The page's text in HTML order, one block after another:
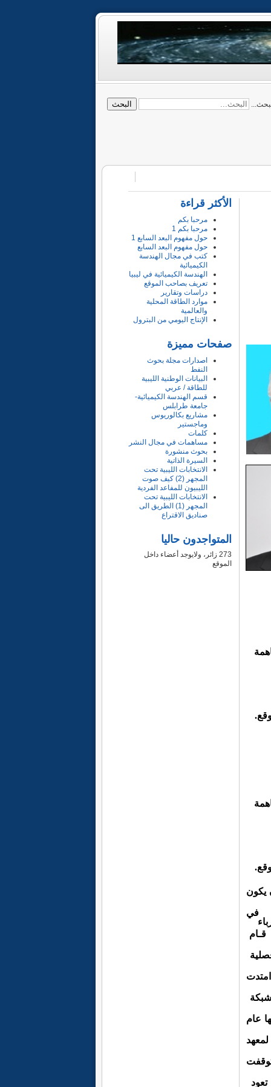
البحث
يكون
في
قـام
عام
لمعهد
الأكثر قراءة
مرحبا بكم
مرحبا بكم 1
حول مفهوم البعد السابع 1
حول مفهوم البعد السابع
كتب في مجال الهندسة
الكيميائية
الهندسة الكيميائية في ليبيا
تعريف بصاحب الموقع
دراسات وتقارير
موارد الطاقة المحلية
والعالمية
الإنتاج اليومي من البترول
صفحات مميزة
اصدارات مجلة بحوث
النفط
البيانات الوطنية الليبية
للطاقة / عربي
قسم الهندسة الكيميائية-
جامعة طرابلس
مشاريع بكالوريوس
وماجستير
كلمات
مساهمات في مجال النشر
بحوث منشورة
السيرة الذاتية
الانتخابات الليبية تحت
المجهر (2) كيف صوت
الليبيون للمفاعد الفردية
الانتخابات الليبية تحت
المجهر (1) الطريق الى
صناديق الاقتراع
المتواجدون حاليا
273 زائر، ولايوجد أعضاء داخل
الموقع